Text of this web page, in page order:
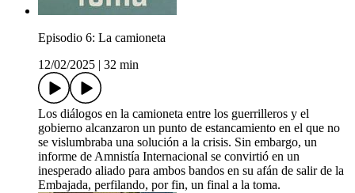
Episodio 6: La camioneta
12/02/2025
32 min
Los diálogos en la camioneta entre los guerrilleros y el
gobierno alcanzaron un punto de estancamiento en el que no
se vislumbraba una solución a la crisis. Sin embargo, un
informe de Amnistía Internacional se convirtió en un
inesperado aliado para ambos bandos en su afán de salir de la
Embajada, perfilando, por fin, un final a la toma.